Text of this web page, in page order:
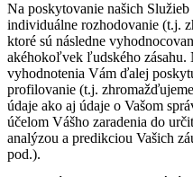
Na poskytovanie našich
individuálne rozhodovanie (t.j.
ktoré sú následne
akéhokoľvek ľudského zásahu.
vyhodnotenia Vám ďalej
profilovanie (t.j.
údaje ako aj údaje o Vašom
účelom Vášho zaradenia do
analýzou a predikciou Vašich
pod.).